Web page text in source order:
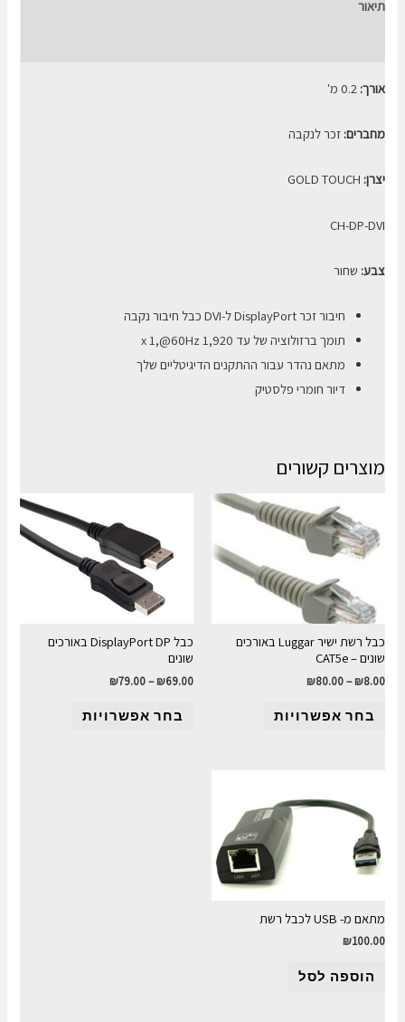
תיאור
אורך: 0.2 מ'
מחברים: זכר לנקבה
יצרן:
CH-DP-DVI
צבע: שחור
חיבור זכר DisplayPort ל-DVI כבל חיבור נקבה
תומך ברזולוציה של עד 1,920 x 1,@60Hz
מתאם נהדר עבור ההתקנים הדיגיטליים שלך
דיור חומרי פלסטיק
מוצרים קשורים
כבל רשת ישיר Luggar באורכים
שונים – CAT5e
₪8.00
–
₪80.00
בחר אפשרויות
כבל DisplayPort DP באורכים
שונים
₪69.00
–
₪79.00
בחר אפשרויות
מתאם מ- USB לכבל רשת
₪100.00
הוספה לסל